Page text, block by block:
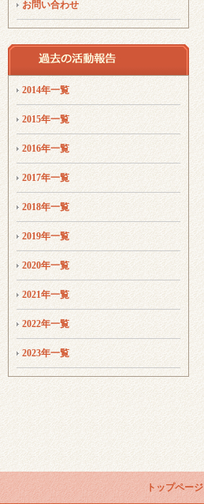
お問い合わせ
2014年一覧
2015年一覧
2016年一覧
2017年一覧
2018年一覧
2019年一覧
2020年一覧
2021年一覧
2022年一覧
2023年一覧
トップページ